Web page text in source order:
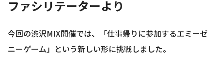
ファシリテーターより
今回の渋沢MIX開催では、「仕事帰りに参加するエミーゼ
ニーゲーム」という新しい形に挑戦しました。